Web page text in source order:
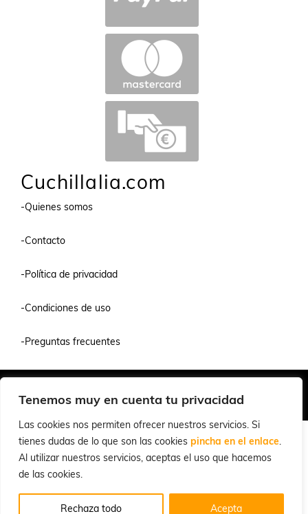
Tenemos muy en cuenta tu privacidad
Las cookies nos permiten ofrecer nuestros servicios. Si
tienes dudas de lo que son las cookies pincha en el enlace.
Al utilizar nuestros servicios, aceptas el uso que hacemos
de las cookies.
Rechaza todo Acepta
Cuchillalia.com
-Quienes somos
-Contacto
-Política de privacidad
-Condiciones de uso
-Preguntas frecuentes
© 2026 Cuchillalia.com